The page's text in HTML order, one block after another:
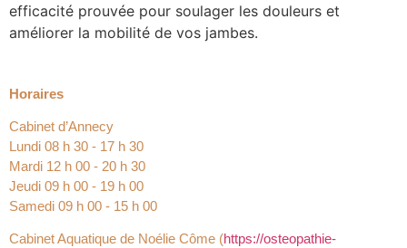
efficacité prouvée pour soulager les douleurs et
améliorer la mobilité de vos jambes.
Horaires
Cabinet d’Annecy
Lundi 08 h 30 ‐ 17 h 30
Mardi 12 h 00 ‐ 20 h 30
Jeudi 09 h 00 ‐ 19 h 00
Samedi 09 h 00 ‐ 15 h 00
Cabinet Aquatique de Noélie Côme (https://osteopathie-